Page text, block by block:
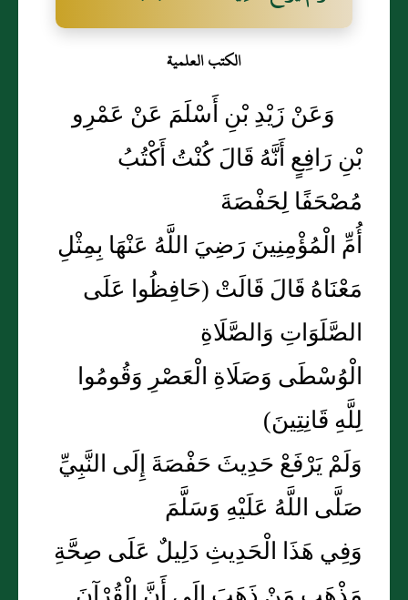
الكتب العلمية
وَعَنْ زَيْدِ بْنِ أَسْلَمَ عَنْ عَمْرِو
بْنِ رَافِعٍ أَنَّهُ قَالَ كُنْتُ أَكْتُبُ
مُصْحَفًا لِحَفْصَةَ
أُمِّ الْمُؤْمِنِينَ رَضِيَ اللَّهُ عَنْهَا بِمِثْلِ
مَعْنَاهُ قَالَ قَالَتْ (حَافِظُوا عَلَى
الصَّلَوَاتِ وَالصَّلَاةِ
الْوُسْطَى وَصَلَاةِ الْعَصْرِ وَقُومُوا
لِلَّهِ قَانِتِينَ)
وَلَمْ يَرْفَعْ حَدِيثَ حَفْصَةَ إِلَى النَّبِيِّ
صَلَّى اللَّهُ عَلَيْهِ وَسَلَّمَ
وَفِي هَذَا الْحَدِيثِ دَلِيلٌ عَلَى صِحَّةِ